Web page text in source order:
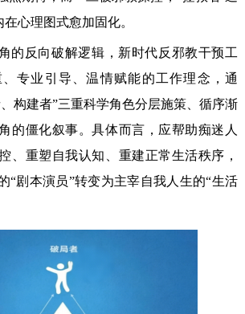
心理图式愈加固化。
的反向破解逻辑，新时代反邪教干预工
专业引导、温情赋能的工作理念，通
构建者”三重科学角色分层施策、循序渐
的僵化叙事。具体而言，应帮助痴迷人
、重塑自我认知、重建正常生活秩序，
“剧本演员”转变为主宰自我人生的“生活